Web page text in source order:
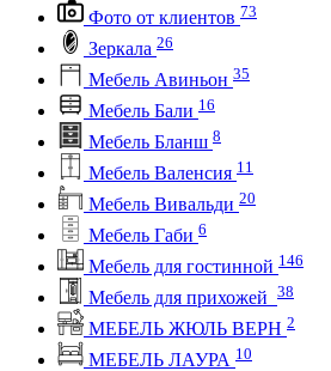
Фото от клиентов 73
Зеркала 26
Мебель Авиньон 35
Мебель Бали 16
Мебель Бланш 8
Мебель Валенсия 11
Мебель Вивальди 20
Мебель Габи 6
Мебель для гостинной 146
Мебель для прихожей 38
МЕБЕЛЬ ЖЮЛЬ ВЕРН 2
МЕБЕЛЬ ЛАУРА 10